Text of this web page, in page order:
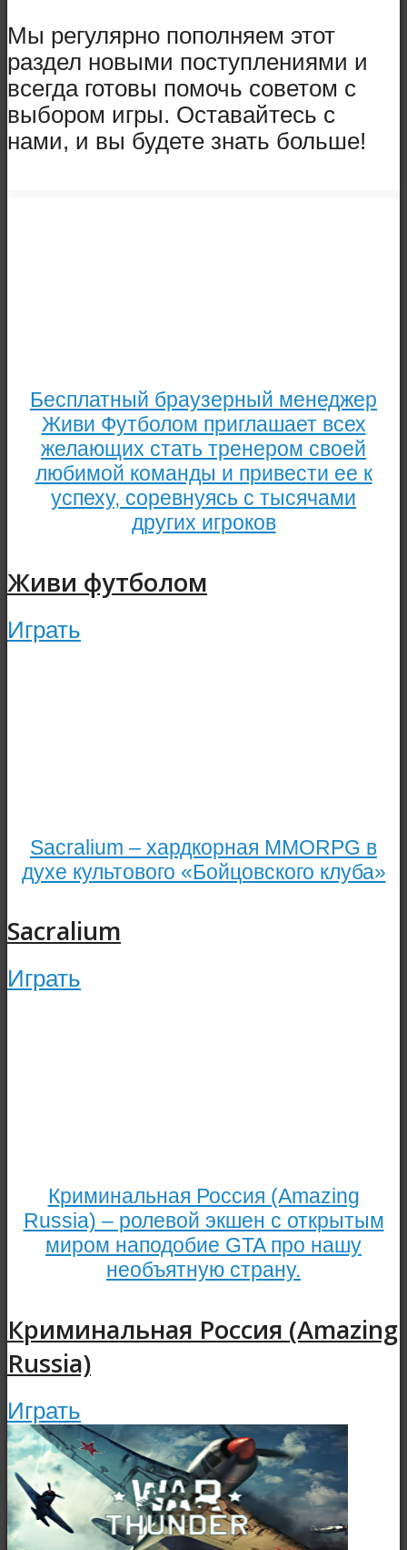
Мы регулярно пополняем этот
раздел новыми поступлениями и
всегда готовы помочь советом с
выбором игры. Оставайтесь с
нами, и вы будете знать больше!
Бесплатный браузерный менеджер
Живи Футболом приглашает всех
желающих стать тренером своей
любимой команды и привести ее к
успеху, соревнуясь с тысячами
других игроков
Живи футболом
Играть
Sacralium – хардкорная MMORPG в
духе культового «Бойцовского клуба»
Sacralium
Играть
Криминальная Россия (Amazing
Russia) – ролевой экшен с открытым
миром наподобие GTA про нашу
необъятную страну.
Криминальная Россия (Amazing
Russia)
Играть